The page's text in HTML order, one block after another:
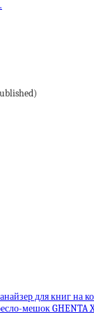
для книг на
мешок GHENTA